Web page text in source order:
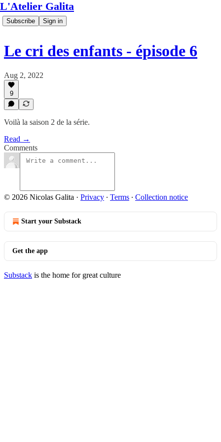
L'Atelier Galita
Subscribe Sign in
Le cri des enfants - épisode 6
Aug 2, 2022
9
Voilà la saison 2 de la série.
Read →
Comments
© 2026 Nicolas Galita · Privacy ∙ Terms ∙ Collection notice
Start your Substack
Get the app
Substack is the home for great culture